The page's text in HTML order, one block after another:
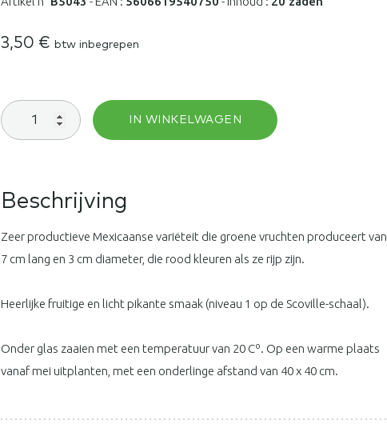
3,50 € btw inbegrepen
Peper
Jalapeno
Ruben
IN WINKELWAGEN
Beschrijving
Zeer productieve Mexicaanse variëteit die groene vruchten produceert van
7 cm lang en 3 cm diameter, die rood kleuren als ze rijp zijn.
Heerlijke fruitige en licht pikante smaak (niveau 1 op de Scoville-schaal).
Onder glas zaaien met een temperatuur van 20 Cº. Op een warme plaats
vanaf mei uitplanten, met een onderlinge afstand van 40 x 40 cm.